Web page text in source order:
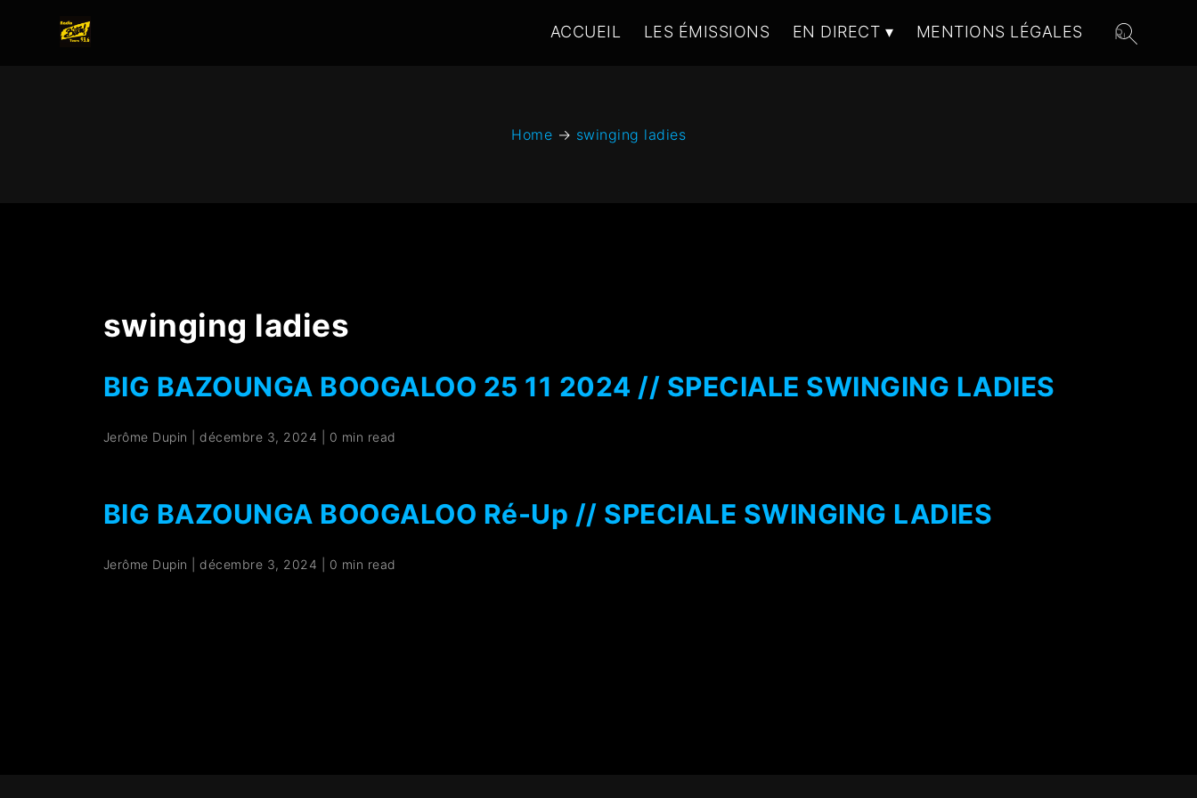
ACCUEIL LES ÉMISSIONS EN DIRECT MENTIONS LÉGALES
Home → swinging ladies
swinging ladies
BIG BAZOUNGA BOOGALOO 25 11 2024 // SPECIALE SWINGING LADIES
Jerôme Dupin |décembre 3, 2024 0 min read
BIG BAZOUNGA BOOGALOO Ré-Up // SPECIALE SWINGING LADIES
Jerôme Dupin |décembre 3, 2024 0 min read